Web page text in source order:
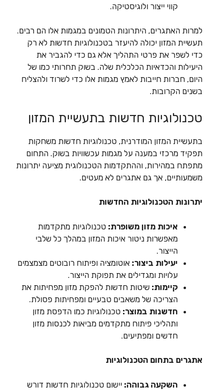
קווי ייצור ולוגיסטיקה.
למרות האתגרים, היתרונות הטמונים במגמות אלו הם רבים.
תעשיית המזון יכולה להיעזר בטכנולוגיות חדשות לא רק
כדי לשפר את פרטי התהליך אלא גם כדי להגביר את
היעילות והכדאיות הכלכלית שלה. בשוק תחרותי כמו של
היום, חברות חייבות לאמץ מגמות אלו כדי לשרוד ולהצליח
בשנים הקרובות.
טכנולוגיות חדשות בתעשיית המזון
בתעשיית המזון המודרנית, טכנולוגיות חדשות משחקות
תפקיד מרכזי במענה על מגמות עכשוויות בשוק. התחום
מתפתח במהירות, וההתקדמות הטכנולוגית מציעה יתרונות
משמעותיים, אך גם אתגרים לא מעטים.
יתרונות הטכנולוגיות החדשות
איכות מזון משופרת: טכנולוגיות מתקדמות
מאפשרות ניטור איכות המזון במהלך כל שלבי
הייצור.
יעילות ביצור: אוטומציה ופיתוח רובוטים מצמצמים
עלויות ומגדילים את תפוקת הייצור.
קיימות: שיטות חדשות להפקת מזון מפחיתות את
הצריכה של משאבים טבעיים ומפחיתות פסולת.
חדשנות במוצר: טכנולוגיות כמו הדפסת מזון
ותהליכי פיתוח מתקדמים מביאות לכנסות מזון
חדשים ומפתיעים.
אתגרים בתחום הטכנולוגיות
השקעה גבוהה: יישום טכנולוגיות חדשות דורש